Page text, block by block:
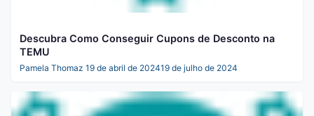
Descubra Como Conseguir Cupons de Desconto na
TEMU
Pamela Thomaz 19 de abril de 202419 de julho de 2024